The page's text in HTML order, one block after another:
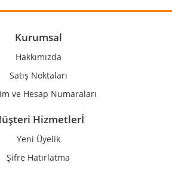
eksik bilgiler bulunuyor.
hatalar bulunuyor.
Gönder
Kurumsal
Hakkımızda
Satış Noktaları
ve Hesap Numaraları
Hizmetlerİ
Yeni Üyelik
Şifre Hatırlatma